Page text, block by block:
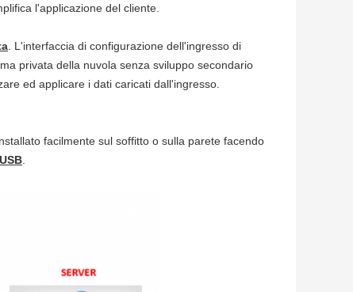
l'applicazione del cliente.
. L'interfaccia di configurazione dell'ingresso di
privata della nuvola senza sviluppo secondario
ed applicare i dati caricati dall'ingresso.
facilmente sul soffitto o sulla parete facendo
.